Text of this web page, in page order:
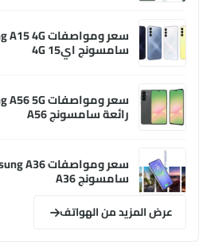
سامسونج اي15 4G
رائعة سامسونج A56
سامسونج A36
عرض المزيد من الهواتف